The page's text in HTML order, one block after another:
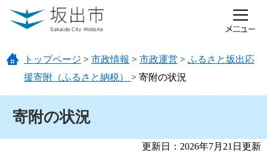
ページの先頭です。
メニューを飛ばして本文へ
トップページ > 市政情報 > 市政運営 > ふるさと坂出応
援寄附（ふるさと納税） > 寄附の状況
寄附の状況
更新日：2026年7月21日更新